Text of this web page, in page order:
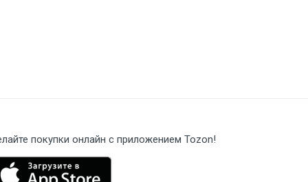
покупки онлайн с приложением Tozon!